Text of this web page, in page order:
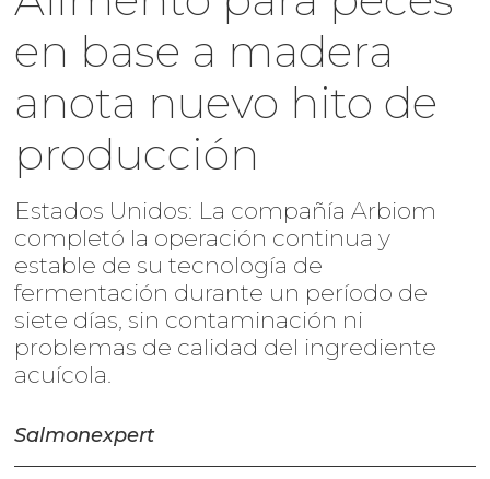
en base a madera
anota nuevo hito de
producción
Estados Unidos: La compañía Arbiom
completó la operación continua y
estable de su tecnología de
fermentación durante un período de
siete días, sin contaminación ni
problemas de calidad del ingrediente
acuícola.
Salmonexpert